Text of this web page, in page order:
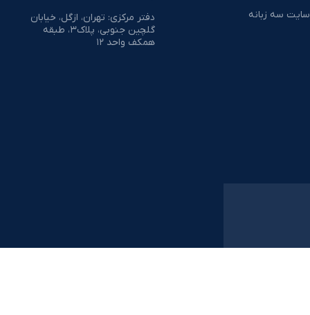
سایت سه زبانه
دفتر مرکزی: تهران، ازگل، خیابان
گلچین جنوبی، پلاک۳، طبقه
همکف واحد ۱۲